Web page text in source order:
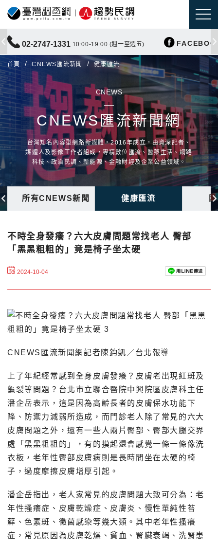
02-2747-1331 10:00-19:00 (週一至週五)
首頁 CNEWS匯流新聞 健康匯流
CNEWS
CNEWS匯流新聞網
台灣知名內容型網路新媒體，2016年成立，由資深記者、
媒體人及影像工作者組成，專精數位匯流、醫藥生活、網路
科技、政治民調、新能源、金融財經及企業公益領域。
所有CNEWS新聞 健康匯流
不時全身發癢？六大皮膚問題常找老人 臀部
「黑黑粗粗的」竟是椅子坐太硬
2024-10-04
CNEWS匯流新聞網記者陳鈞凱／台北報導
上了年紀經常感到全身皮膚發癢？皮膚老出現紅斑及
龜裂等問題？台北市立聯合醫院中興院區皮膚科主任
潘企岳表示，這是因為高齡長者的皮膚保水功能下
降、防禦力減弱所造成，而門診老人除了常見的六大
皮膚問題之外，還有一些人兩片臀部、臀部大腿交界
處「黑黑粗粗的」，有的摸起還會感覺一條一條像洗
衣板，老年性臀部皮膚病則是長時間坐在太硬的椅
子，過度摩擦皮膚增厚引起。
潘企岳指出，老人家常見的皮膚問題大致可分為：老
年性搔癢症、皮膚乾燥症、皮膚炎、慢性單純性苔
蘚、色素斑、黴菌感染等幾大類。其中老年性搔癢
症，常見原因為皮膚乾燥、貧血、腎臟衰竭、洗腎患